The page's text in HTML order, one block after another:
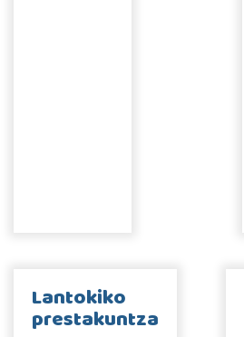
Lantokiko
prestakuntza